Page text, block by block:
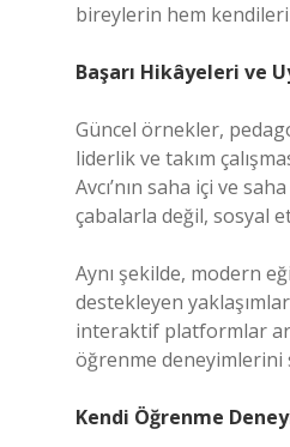
bireylerin hem
Başarı Hikâyeleri ve
Güncel örnekler,
liderlik ve takım
Avcı’nın saha içi ve
çabalarla değil, sosyal
Aynı şekilde, modern
destekleyen
interaktif platformlar
öğrenme deneyimlerini
Kendi Öğrenme